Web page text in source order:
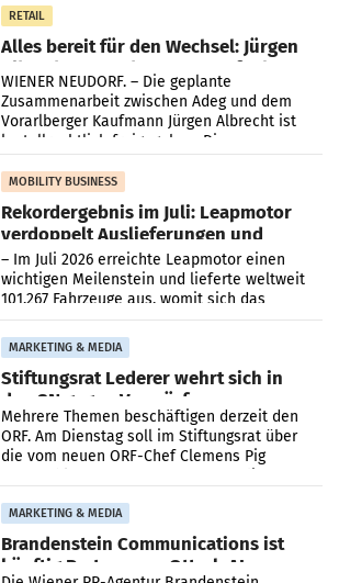
RETAIL
Alles bereit für den Wechsel: Jürgen
Albrecht setzt ab 1.1.2027 auf Adeg
WIENER NEUDORF. – Die geplante
Zusammenarbeit zwischen Adeg und dem
Vorarlberger Kaufmann Jürgen Albrecht ist
kartellrechtlich freigegeben: Die
Bundeswettbewerbsbehörde und der
Bundeskartellanwalt
MOBILITY BUSINESS
Rekordergebnis im Juli: Leapmotor
verdoppelt Auslieferungen und
überschreitet die 100.000er-Marke
– Im Juli 2026 erreichte Leapmotor einen
wichtigen Meilenstein und lieferte weltweit
101.267 Fahrzeuge aus, womit sich das
Ergebnis gegenüber Juli 2025 mehr als
verdoppelte (+102
MARKETING & MEDIA
Stiftungsrat Lederer wehrt sich in
den SN gegen Vorwürfe
Mehrere Themen beschäftigen derzeit den
ORF. Am Dienstag soll im Stiftungsrat über
die vom neuen ORF-Chef Clemens Pig
MARKETING & MEDIA
Brandenstein Communications ist
künftig Partner von OtterlyAI